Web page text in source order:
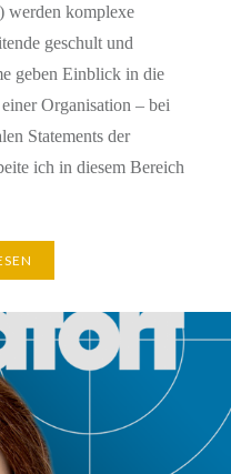
werden komplexe
geschult und
geben Einblick in die
Organisation – bei
Statements der
ich in diesem Bereich